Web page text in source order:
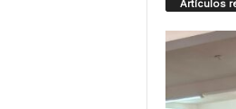
Artículos